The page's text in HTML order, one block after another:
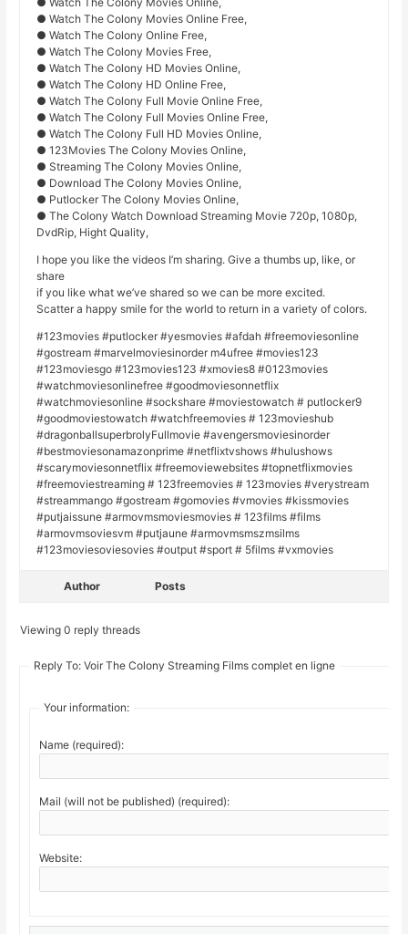
● Watch The Colony Movies Online Free,
● Watch The Colony Online Free,
● Watch The Colony Movies Free,
● Watch The Colony HD Movies Online,
● Watch The Colony HD Online Free,
● Watch The Colony Full Movie Online Free,
● Watch The Colony Full Movies Online Free,
● Watch The Colony Full HD Movies Online,
● 123Movies The Colony Movies Online,
● Streaming The Colony Movies Online,
● Download The Colony Movies Online,
● Putlocker The Colony Movies Online,
● The Colony Watch Download Streaming Movie 720p, 1080p,
DvdRip, Hight Quality,
I hope you like the videos I’m sharing. Give a thumbs up, like, or
share
if you like what we’ve shared so we can be more excited.
Scatter a happy smile for the world to return in a variety of colors.
#123movies #putlocker #yesmovies #afdah #freemoviesonline
#gostream #marvelmoviesinorder m4ufree #movies123
#123moviesgo #123movies123 #xmovies8 #0123movies
#watchmoviesonlinefree #goodmoviesonnetflix
#watchmoviesonline #sockshare #moviestowatch # putlocker9
#goodmoviestowatch #watchfreemovies # 123movieshub
#dragonballsuperbrolyFullmovie #avengersmoviesinorder
#bestmoviesonamazonprime #netflixtvshows #hulushows
#scarymoviesonnetflix #freemoviewebsites #topnetflixmovies
#freemoviestreaming # 123freemovies # 123movies #verystream
#streammango #gostream #gomovies #vmovies #kissmovies
#putjaissune #armovmsmoviesmovies # 123films #films
#armovmsoviesvm #putjaune #armovmsmszmsilms
#123moviesoviesovies #output #sport # 5films #vxmovies
Author Posts
Viewing 0 reply threads
Reply To: Voir The Colony Streaming Films complet en ligne
Your information:
Name (required):
Mail (will not be published) (required):
Website: